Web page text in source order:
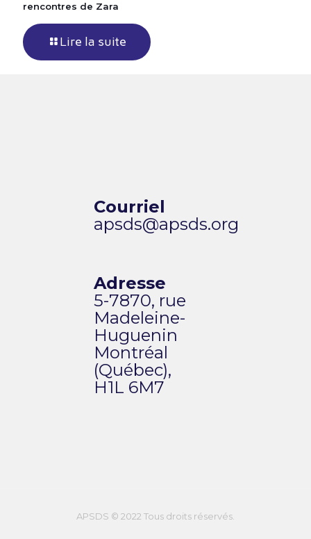
rencontres de Zara
Lire la suite
Courriel
apsds@apsds.org
Adresse
5-7870, rue
Madeleine-
Huguenin
Montréal
(Québec),
H1L 6M7
APSDS © 2022 Tous droits réservés.